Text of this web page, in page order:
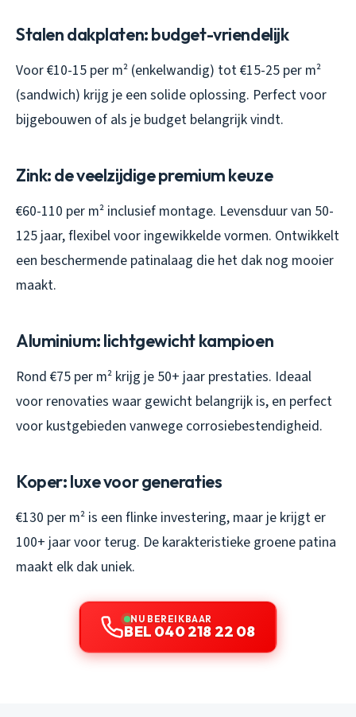
Stalen dakplaten: budget-vriendelijk
Voor €10-15 per m² (enkelwandig) tot €15-25 per m²
(sandwich) krijg je een solide oplossing. Perfect voor
bijgebouwen of als je budget belangrijk vindt.
Zink: de veelzijdige premium keuze
€60-110 per m² inclusief montage. Levensduur van 50-
125 jaar, flexibel voor ingewikkelde vormen. Ontwikkelt
een beschermende patinalaag die het dak nog mooier
maakt.
Aluminium: lichtgewicht kampioen
Rond €75 per m² krijg je 50+ jaar prestaties. Ideaal
voor renovaties waar gewicht belangrijk is, en perfect
voor kustgebieden vanwege corrosiebestendigheid.
Koper: luxe voor generaties
€130 per m² is een flinke investering, maar je krijgt er
100+ jaar voor terug. De karakteristieke groene patina
maakt elk dak uniek.
NU BEREIKBAAR
BEL 040 218 22 08